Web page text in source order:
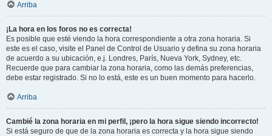
Arriba
¡La hora en los foros no es correcta!
Es posible que esté viendo la hora correspondiente a otra zona horaria. Si
este es el caso, visite el Panel de Control de Usuario y defina su zona horaria
de acuerdo a su ubicación, e.j. Londres, París, Nueva York, Sydney, etc.
Recuerde que para cambiar la zona horaria, como las demás preferencias,
debe estar registrado. Si no lo está, este es un buen momento para hacerlo.
Arriba
Cambié la zona horaria en mi perfil, ¡pero la hora sigue siendo incorrecto!
Si está seguro de que de la zona horaria es correcta y la hora sigue siendo